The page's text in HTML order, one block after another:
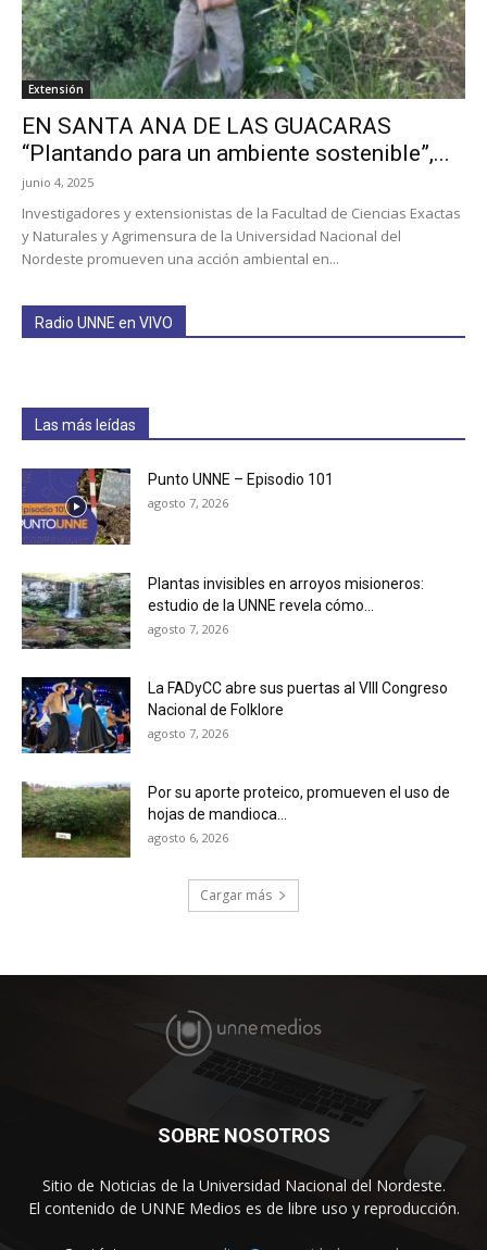
Extensión
EN SANTA ANA DE LAS GUACARAS
“Plantando para un ambiente sostenible”,...
junio 4, 2025
Investigadores y extensionistas de la Facultad de Ciencias Exactas
y Naturales y Agrimensura de la Universidad Nacional del
Nordeste promueven una acción ambiental en...
Radio UNNE en VIVO
Las más leídas
Punto UNNE – Episodio 101
agosto 7, 2026
Plantas invisibles en arroyos misioneros:
estudio de la UNNE revela cómo...
agosto 7, 2026
La FADyCC abre sus puertas al VIII Congreso
Nacional de Folklore
agosto 7, 2026
Por su aporte proteico, promueven el uso de
hojas de mandioca...
agosto 6, 2026
Cargar más
SOBRE NOSOTROS
Sitio de Noticias de la Universidad Nacional del Nordeste.
El contenido de UNNE Medios es de libre uso y reproducción.